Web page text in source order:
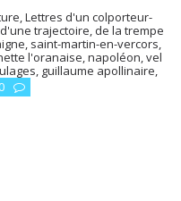
,Lettres d'un colporteur-
trajectoire, de la trempe
, saint-martin-en-vercors,
l'oranaise,napoléon,vel
, guillaume apollinaire,
0